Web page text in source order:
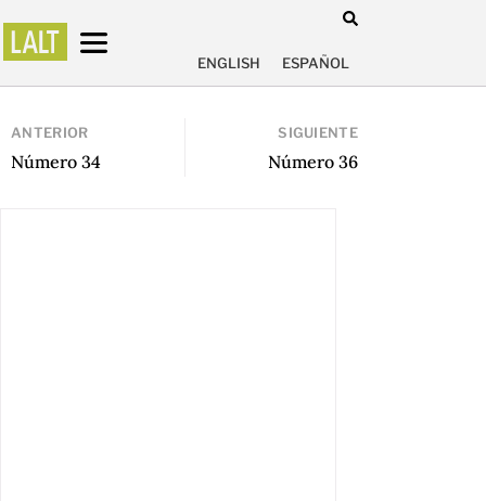
ENGLISH ESPAÑOL
ANTERIOR
Número 34
SIGUIENTE
Número 36